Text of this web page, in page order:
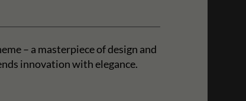
– a masterpiece of design and
innovation with elegance.